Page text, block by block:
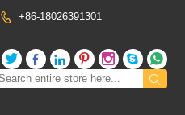
 +86-18026391301
     

